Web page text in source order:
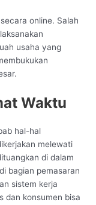
online. Salah
usaha yang
Waktu
hal-hal
melewati
di dalam
bagian pemasaran
sistem kerja
dan konsumen bisa